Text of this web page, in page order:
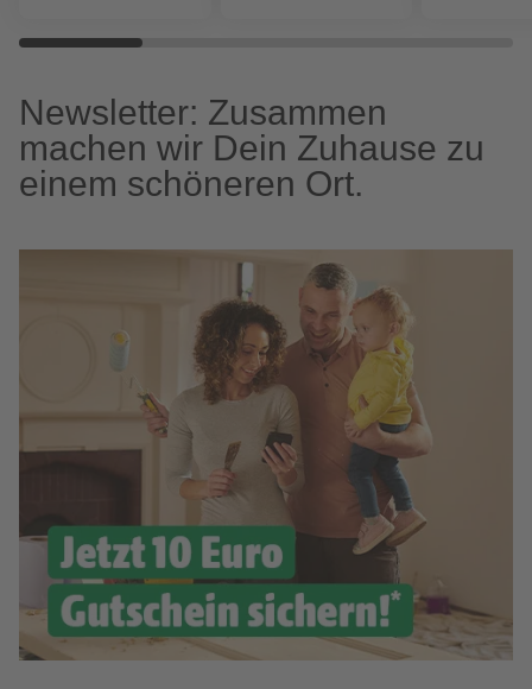
Newsletter: Zusammen
machen wir Dein Zuhause zu
einem schöneren Ort.